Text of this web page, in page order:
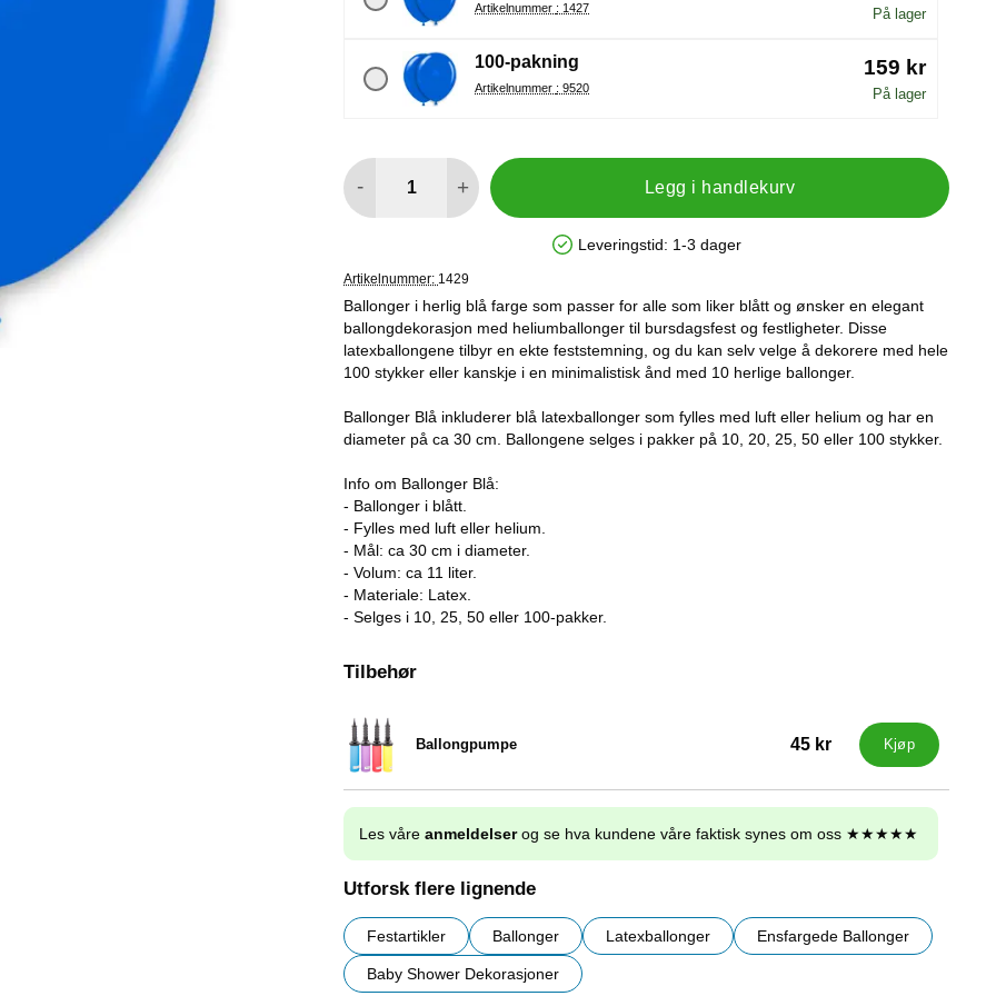
Artikelnummer : 1427 På lager
100-pakning
Artikelnummer : 9520
159 kr
På lager
- + Legg i handlekurv
Produkttilgjengelighet: På lager
Leveringstid: 1-3 dager
Artikelnummer: 1429
Ballonger i herlig blå farge som passer for alle som liker blått og ønsker en elegant
ballongdekorasjon med heliumballonger til bursdagsfest og festligheter. Disse
latexballongene tilbyr en ekte feststemning, og du kan selv velge å dekorere med hele
100 stykker eller kanskje i en minimalistisk ånd med 10 herlige ballonger.
Ballonger Blå inkluderer blå latexballonger som fylles med luft eller helium og har en
diameter på ca 30 cm. Ballongene selges i pakker på 10, 20, 25, 50 eller 100 stykker.
Info om Ballonger Blå:
- Ballonger i blått.
- Fylles med luft eller helium.
- Mål: ca 30 cm i diameter.
- Volum: ca 11 liter.
- Materiale: Latex.
- Selges i 10, 25, 50 eller 100-pakker.
Tilbehør
Ballongpumpe
Varenummer 9838 45 kr Kjøp
Les våre anmeldelserog se hva kundene våre faktisk synes om oss ★★★★★
Utforsk flere lignende
Festartikler Ballonger Latexballonger Ensfargede Ballonger
Baby Shower Dekorasjoner